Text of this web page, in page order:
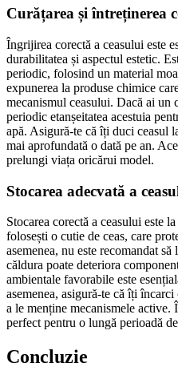
Curățarea și întreținerea
Îngrijirea corectă a ceasului este
durabilitatea și aspectul estetic.
periodic, folosind un material
expunerea la produse chimice
mecanismul ceasului. Dacă ai un
periodic etanșeitatea acestuia
apă. Asigură-te că îți duci ceasul
mai aprofundată o dată pe an.
prelungi viața oricărui model.
Stocarea adecvată a
Stocarea corectă a ceasului este
folosești o cutie de ceas, care
asemenea, nu este recomandat
căldura poate deteriora
ambientale favorabile este
asemenea, asigură-te că îți
a le menține mecanismele active.
perfect pentru o lungă perioadă
Concluzie